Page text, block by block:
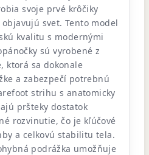
svoje prvé krôčiky
svet. Tento model
kvalitu s modernými
sú vyrobené z
ktorá sa dokonale
a zabezpečí potrebnú
strihu s anatomicky
pršteky dostatok
rozvinutie, čo je kľúčové
a celkovú stabilitu tela.
podrážka umožňuje